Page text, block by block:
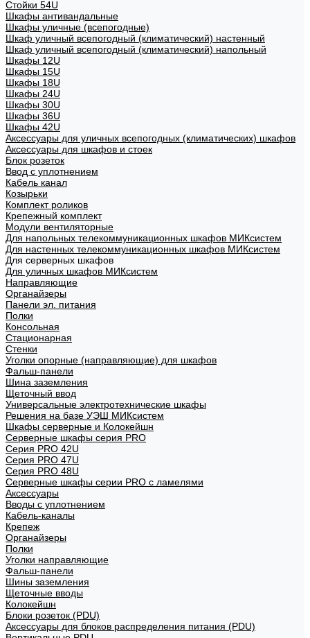
Стойки 54U
Шкафы антивандальные
Шкафы уличные (всепогодные)
Шкаф уличный всепогодный (климатический) настенный
Шкаф уличный всепогодный (климатический) напольный
Шкафы 12U
Шкафы 15U
Шкафы 18U
Шкафы 24U
Шкафы 30U
Шкафы 36U
Шкафы 42U
Аксессуары для уличных всепогодных (климатических) шкафов
Аксессуары для шкафов и стоек
Блок розеток
Ввод с уплотнением
Кабель канал
Козырьки
Комплект роликов
Крепежный комплект
Модули вентиляторные
Для напольных телекоммуникационных шкафов МИКсистем
Для настенных телекоммуникационных шкафов МИКсистем
Для серверных шкафов
Для уличных шкафов МИКсистем
Направляющие
Органайзеры
Панели эл. питания
Полки
Консольная
Стационарная
Стенки
Уголки опорные (направляющие) для шкафов
Фальш-панели
Шина заземления
Щеточный ввод
Универсальные электротехнические шкафы
Решения на базе УЭШ МИКсистем
Шкафы серверные и Колокейшн
Серверные шкафы серия PRO
Серия PRO 42U
Серия PRO 47U
Серия PRO 48U
Серверные шкафы серии PRO с ламелями
Аксессуары
Вводы с уплотнением
Кабель-каналы
Крепеж
Органайзеры
Полки
Уголки направляющие
Фальш-панели
Шины заземления
Щеточные вводы
Колокейшн
Блоки розеток (PDU)
Аксессуары для блоков распределения питания (PDU)